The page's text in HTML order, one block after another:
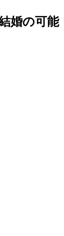
婚の可能